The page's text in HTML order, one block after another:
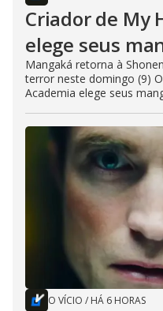
Criador de My
elege seus
Mangaká retorna à
terror neste domingo (9)
Academia elege seus
O VÍCIO / HÁ 6 HORAS